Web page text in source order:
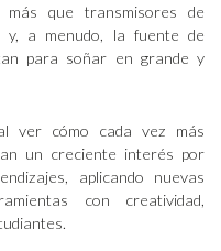
más que transmisores de
y, a menudo, la fuente de
para soñar en grande y
ver cómo cada vez más
un creciente interés por
aplicando nuevas
con creatividad,